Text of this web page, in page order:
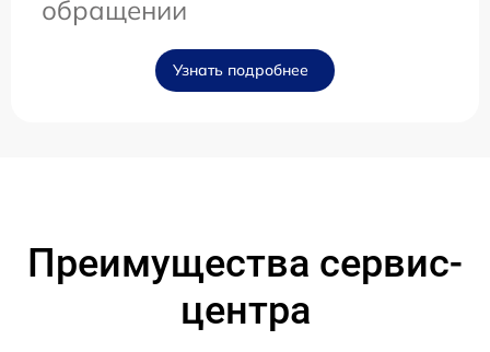
обращении
Узнать подробнее
Преимущества сервис-
центра